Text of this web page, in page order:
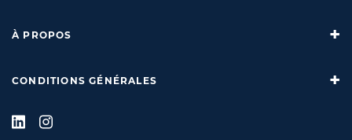
À PROPOS
CONDITIONS GÉNÉRALES